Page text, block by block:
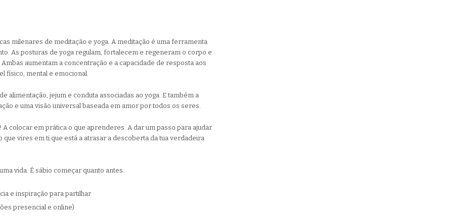
milenares de meditação e yoga. A meditação é uma ferramenta
As posturas de yoga regulam, fortalecem e regeneram o corpo e
aumentam a concentração e a capacidade de resposta aos
físico, mental e emocional.
alimentação, jejum e conduta associadas ao yoga. E também a
e uma visão universal baseada em amor por todos os seres.
colocar em prática o que aprenderes. A dar um passo para ajudar
que vires em ti que está a atrasar a descoberta da tua verdadeira
vida. É sábio começar quanto antes.
e inspiração para partilhar
presencial e online)